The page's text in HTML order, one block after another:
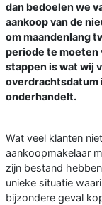
dan bedoelen we
aankoop van de
om maandenlang
periode te moeten
stappen is wat wij
overdrachtsdatum
onderhandelt.
Wat veel klanten
aankoopmakelaar
zijn bestand
unieke situatie
bijzondere geval